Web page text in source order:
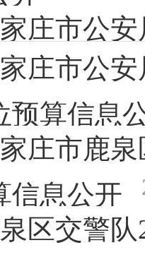
庄市公
开 2024-
庄市公
预算信息
庄市鹿
信息公开
区交警